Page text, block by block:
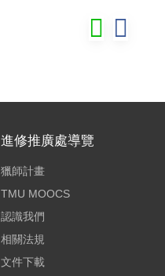
進修推廣處導覽
獵師計畫
TMU MOOCS
認識我們
相關法規
文件下載